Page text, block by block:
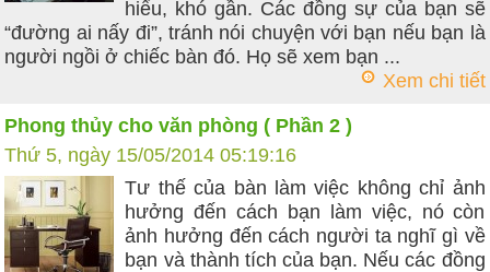
hiểu, khó gần. Các đồng sự của bạn sẽ
“đường ai nấy đi”, tránh nói chuyện với bạn nếu bạn là
người ngồi ở chiếc bàn đó. Họ sẽ xem bạn ...
Xem chi tiết
Phong thủy cho văn phòng ( Phần 2 )
Thứ 5, ngày 15/05/2014 05:19:16
Tư thế của bàn làm việc không chỉ ảnh
hưởng đến cách bạn làm việc, nó còn
ảnh hưởng đến cách người ta nghĩ gì về
bạn và thành tích của bạn. Nếu các đồng